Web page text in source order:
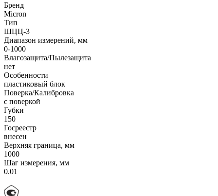
Бренд
Micron
Тип
ШЦЦ-3
Диапазон измерений, мм
0-1000
Влагозащита/Пылезащита
нет
Особенности
пластиковый блок
Поверка/Калибровка
с поверкой
Губки
150
Госреестр
внесен
Верхняя граница, мм
1000
Шаг измерения, мм
0.01